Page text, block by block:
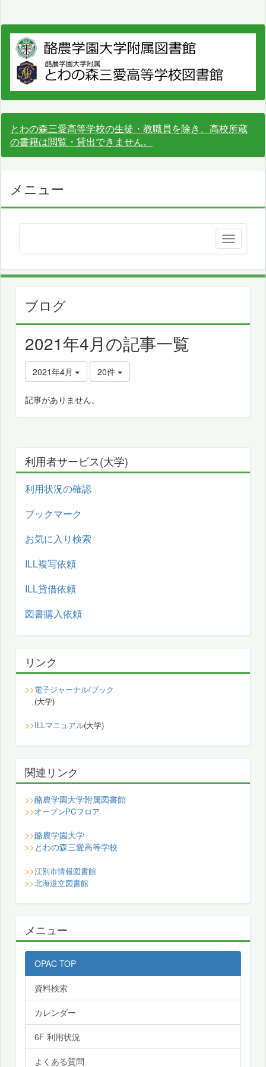
とわの森三愛高等学校の生徒・教職員を除き、高校所蔵
の書籍は閲覧・貸出できません。
メニュー
ブログ
2021年4月の記事一覧
2021年4月 20件
記事がありません。
利用者サービス(大学)
利用状況の確認
ブックマーク
お気に入り検索
ILL複写依頼
ILL貸借依頼
図書購入依頼
リンク
>>電子ジャーナル/ブック
(大学)
>>ILLマニュアル(大学)
関連リンク
>>酪農学園大学附属図書館
>>オープンPCフロア
>>酪農学園大学
>> とわの森三愛高等学校
>>江別市情報図書館
>>北海道立図書館
メニュー
OPAC TOP
資料検索
カレンダー
6F 利用状況
よくある質問